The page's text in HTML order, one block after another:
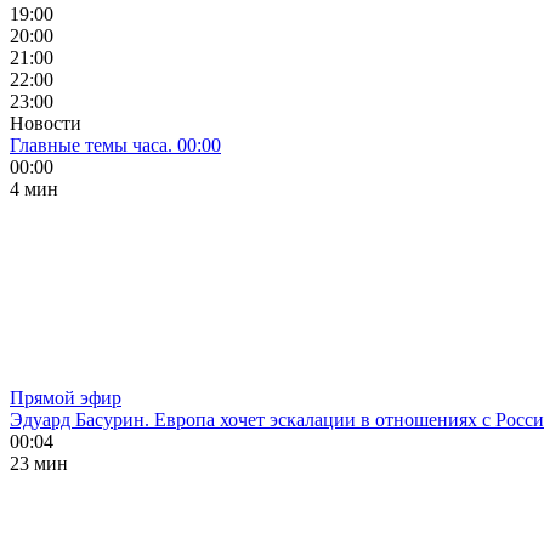
19:00
20:00
21:00
22:00
23:00
Новости
Главные темы часа. 00:00
00:00
4 мин
Прямой эфир
Эдуард Басурин. Европа хочет эскалации в отношениях с
00:04
23 мин